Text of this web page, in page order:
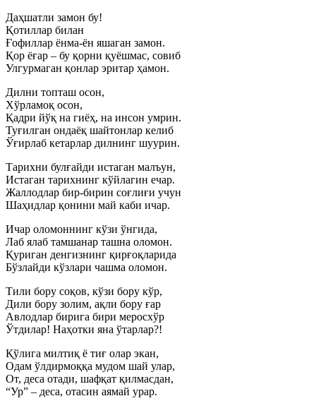
Даҳшатли замон бу!
Қотиллар билан
Ғофиллар ёнма-ён яшаган замон.
Қор ёғар – бу қорни қуёшмас, совиб
Улгурмаган қонлар эритар ҳамон.
Дилни топташ осон,
Хўрламоқ осон,
Қадри йўқ на гиёҳ, на инсон умрин.
Туғилган ондаёқ шайтонлар келиб
Ўғирлаб кетарлар дилнинг шуурин.
Тарихни булғайди истаган малъун,
Истаган тарихнинг кўйлагин ечар.
Жаллодлар бир-бирин соғлиғи учун
Шаҳидлар қонини май каби ичар.
Ичар оломоннинг кўзи ўнгида,
Лаб ялаб тамшанар ташна оломон.
Қуриган денгизнинг қирғоқларида
Бўзлайди кўзлари чашма оломон.
Тили бору соқов, кўзи бору кўр,
Дили бору золим, ақли бору ғар
Авлодлар бирига бири меросхўр
Ўтдилар! Наҳотки яна ўтарлар?!
Қўлига милтиқ ё тиғ олар экан,
Одам ўлдирмоққа мудом шай улар,
От, деса отади, шафқат қилмасдан,
“Ур” – деса, отасин аямай урар.